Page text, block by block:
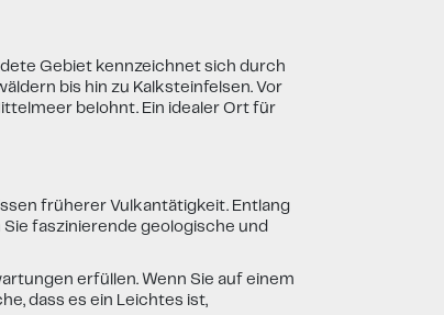
Gebiet kennzeichnet sich durch
bis hin zu Kalksteinfelsen. Vor
belohnt. Ein idealer Ort für
früherer Vulkantätigkeit. Entlang
faszinierende geologische und
erfüllen. Wenn Sie auf einem
dass es ein Leichtes ist,